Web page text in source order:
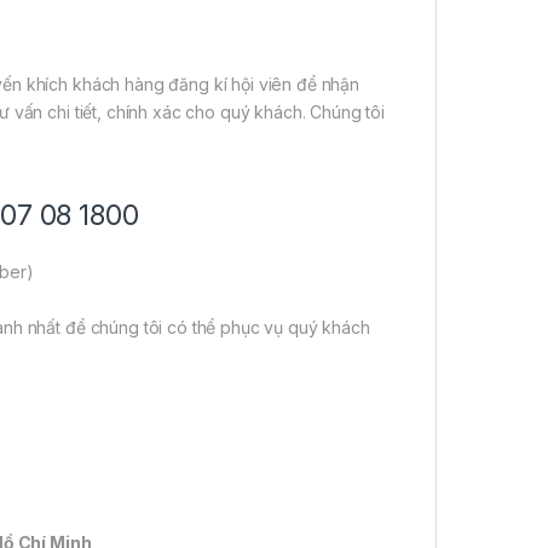
khích khách hàng đăng kí hội viên để nhận
chi tiết, chính xác cho quý khách. Chúng tôi
08 1800
nhất để chúng tôi có thể phục vụ quý khách
Chí Minh